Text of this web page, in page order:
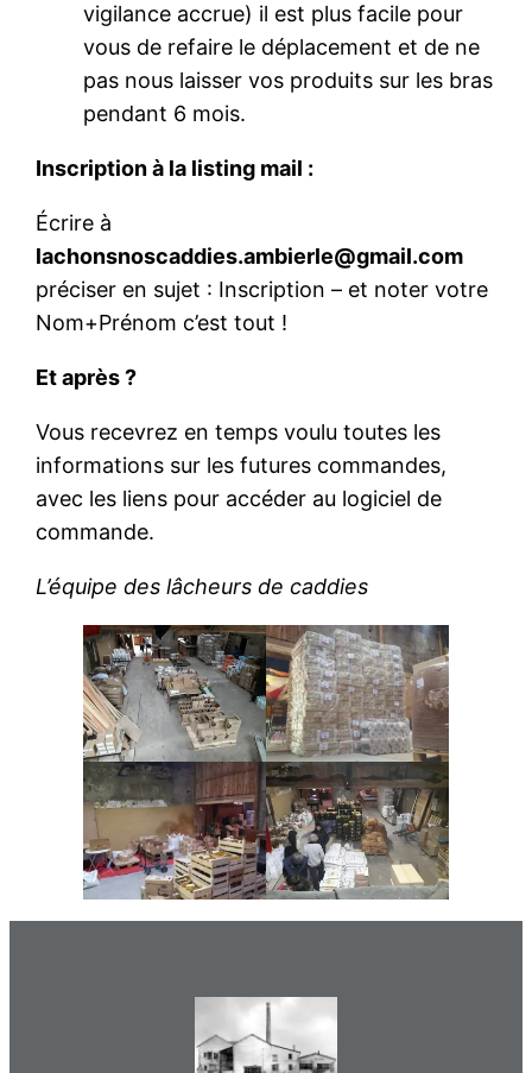
vigilance accrue) il est plus facile pour
vous de refaire le déplacement et de ne
pas nous laisser vos produits sur les bras
pendant 6 mois.
Inscription à la listing mail :
Écrire à
lachonsnoscaddies.ambierle@gmail.com
préciser en sujet : Inscription – et noter votre
Nom+Prénom c’est tout !
Et après ?
Vous recevrez en temps voulu toutes les
informations sur les futures commandes,
avec les liens pour accéder au logiciel de
commande.
L’équipe des lâcheurs de caddies